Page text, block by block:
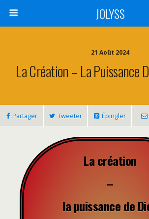
JOLYSS
21 Août 2024
La Création – La Puissance
Partager Tweeter Épingler
La création
–
la puissance de